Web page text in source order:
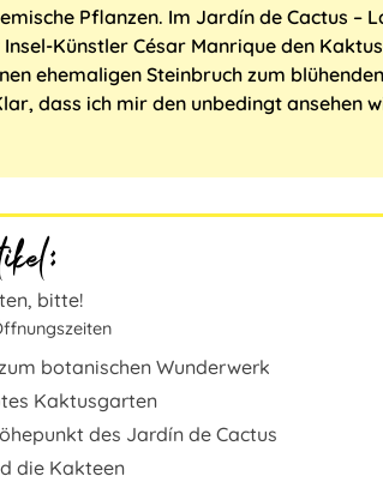
Pflanzen. Im Jardín de Cactus ‒
Künstler César Manrique den
ehemaligen Steinbruch zum
dass ich mir den unbedingt ansehen
bitte!
botanischen Wunderwerk
Kaktusgarten
des Jardín de Cactus
die Kakteen